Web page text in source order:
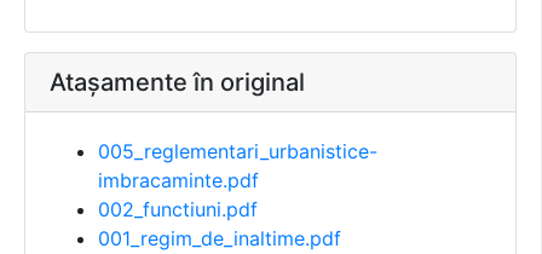
Atașamente în original
005_reglementari_urbanistice-
imbracaminte.pdf
002_functiuni.pdf
001_regim_de_inaltime.pdf